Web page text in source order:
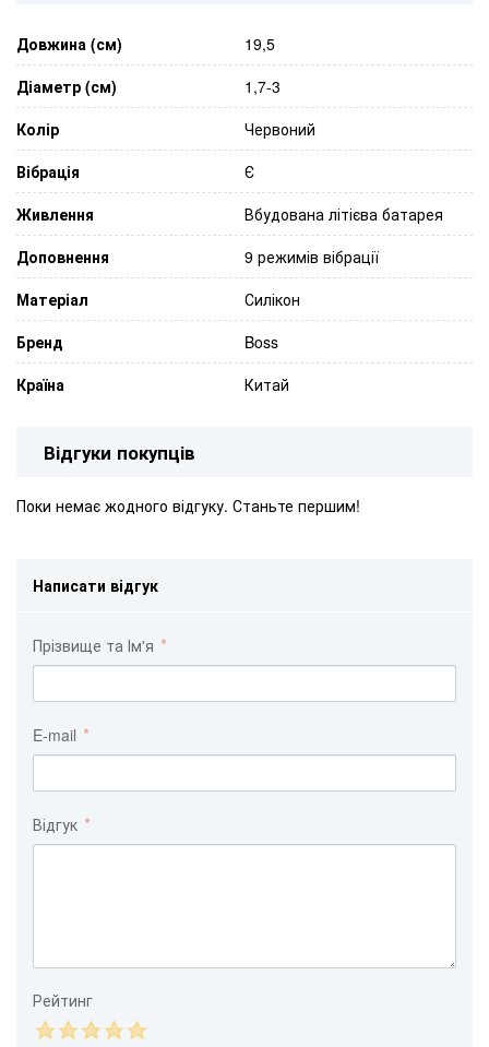
Довжина (см)
19,5
Діаметр (см)
1,7-3
Колір
Червоний
Вібрація
Є
Живлення
Вбудована літієва батарея
Доповнення
9 режимів вібрації
Матеріал
Силікон
Бренд
Boss
Країна
Китай
Відгуки покупців
Поки немає жодного відгуку. Станьте першим!
Написати відгук
Прізвище та Ім'я
E-mail
Відгук
Рейтинг